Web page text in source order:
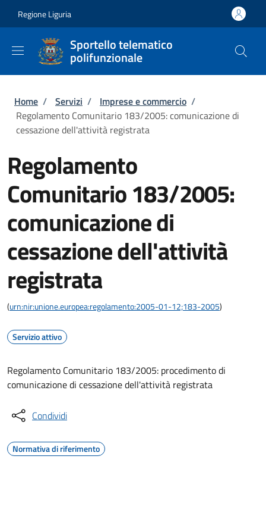
Regione Liguria
Sportello telematico
polifunzionale
Briciole di pane
Home / Servizi / Imprese e commercio /
Regolamento Comunitario 183/2005: comunicazione di
cessazione dell'attività registrata
Regolamento
Comunitario 183/2005:
comunicazione di
cessazione dell'attività
registrata
(urn:nir:unione.europea:regolamento:2005-01-12;183-2005)
Servizio attivo
Regolamento Comunitario 183/2005: procedimento di
comunicazione di cessazione dell'attività registrata
Condividi
Normativa di riferimento